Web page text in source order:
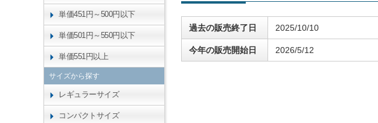
過去の販売終了日 2025/10/10
今年の販売開始日 2026/5/12
単価451円～500円以下
単価501円～550円以下
単価551円以上
サイズから探す
レギュラーサイズ
コンパクトサイズ